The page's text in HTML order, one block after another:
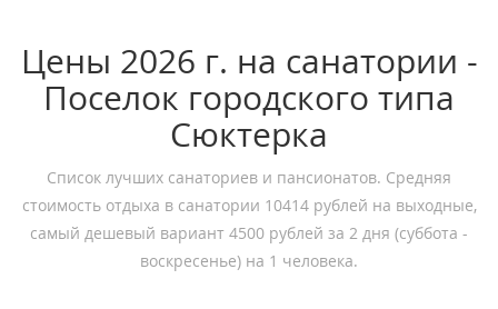
Цены 2026 г. на санатории -
Поселок городского типа
Сюктерка
Список лучших санаториев и пансионатов. Средняя
стоимость отдыха в санатории 10414 рублей на выходные,
самый дешевый вариант 4500 рублей за 2 дня (суббота -
воскресенье) на 1 человека.